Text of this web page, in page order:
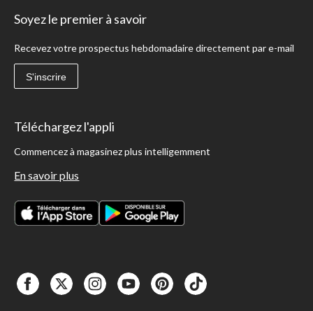
Soyez le premier à savoir
Recevez votre prospectus hebdomadaire directement par e-mail
S'inscrire
Téléchargez l'appli
Commencez à magasinez plus intelligemment
En savoir plus